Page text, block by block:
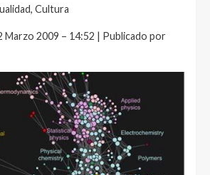
Cultura
Marzo 2009 – 14:52 | Publicado por